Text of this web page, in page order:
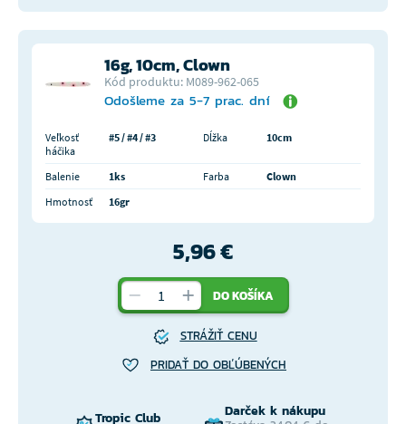
16g, 10cm, Clown
Kód produktu: M089-962-065
Odošleme za 5-7 prac. dní
Veľkosť
háčika
#5 / #4 / #3 Dĺžka 10cm
Balenie 1ks Farba
Clown
Hmotnosť
16gr
5,96 €
DO KOŠÍKA
STRÁŽIŤ CENU
PRIDAŤ DO OBĽÚBENÝCH
Tropic Club Darček k nákupu